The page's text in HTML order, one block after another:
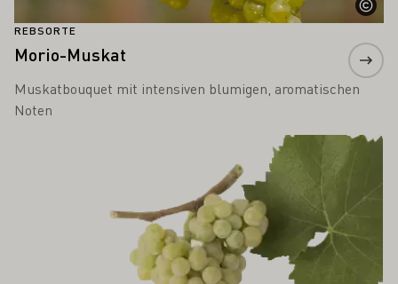
REBSORTE
Morio-Muskat
Muskatbouquet mit intensiven blumigen, aromatischen
Noten